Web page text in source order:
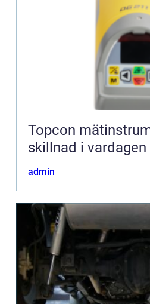
Topcon mätinstrument som gör
skillnad i vardagen
admin